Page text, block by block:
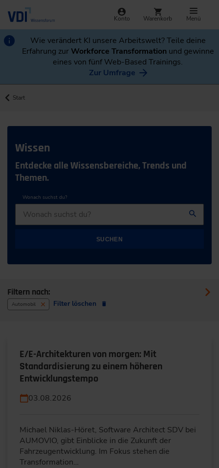
Konto Warenkorb Menü
Wie verändert KI unsere Arbeitswelt? Teile deine
Erfahrung zurWorkforce Transformation und gewinne
eines von fünf Web-Based Trainings.
Zur Umfrage
Start
Wissen
Entdecke alle Wissensbereiche, Trends und
Themen.
Wonach suchst du?
SUCHEN
Filtern nach:
Automobil Filter löschen
E/E-Architekturen von morgen: Mit
Standardisierung zu einem höheren
Entwicklungstempo
03.08.2026
Michael Niklas-Höret, Software Architect SDV bei
AUMOVIO, gibt Einblicke in die Zukunft der
Fahrzeugentwicklung. Im Fokus stehen die
Transformation…